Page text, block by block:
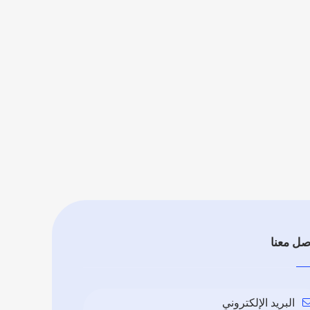
معنا
البريد الإلكتروني